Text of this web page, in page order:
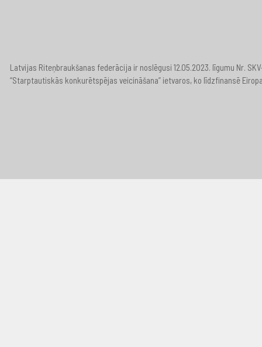
Latvijas Riteņbraukšanas federācija ir noslēgusi 12.05.2023. līgumu Nr.
“Starptautiskās konkurētspējas veicināšana” ietvaros, ko līdzfinansē